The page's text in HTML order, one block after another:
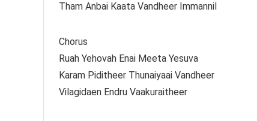
Tham Anbai Kaata Vandheer Immannil
Chorus
Ruah Yehovah Enai Meeta Yesuva
Karam Piditheer Thunaiyaai Vandheer
Vilagidaen Endru Vaakuraitheer